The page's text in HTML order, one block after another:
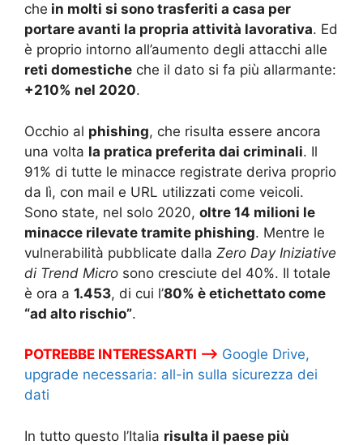
che in molti si sono trasferiti a casa per
portare avanti la propria attività lavorativa. Ed
è proprio intorno all’aumento degli attacchi alle
reti domestiche che il dato si fa più allarmante:
+210% nel 2020.
Occhio al phishing, che risulta essere ancora
una volta la pratica preferita dai criminali. Il
91% di tutte le minacce registrate deriva proprio
da lì, con mail e URL utilizzati come veicoli.
Sono state, nel solo 2020, oltre 14 milioni le
minacce rilevate tramite phishing. Mentre le
vulnerabilità pubblicate dalla Zero Day Iniziative
di Trend Micro sono cresciute del 40%. Il totale
è ora a 1.453, di cui l’80% è etichettato come
“ad alto rischio”.
POTREBBE INTERESSARTI –> Google Drive,
upgrade necessaria: all-in sulla sicurezza dei
dati
In tutto questo l’Italia risulta il paese più